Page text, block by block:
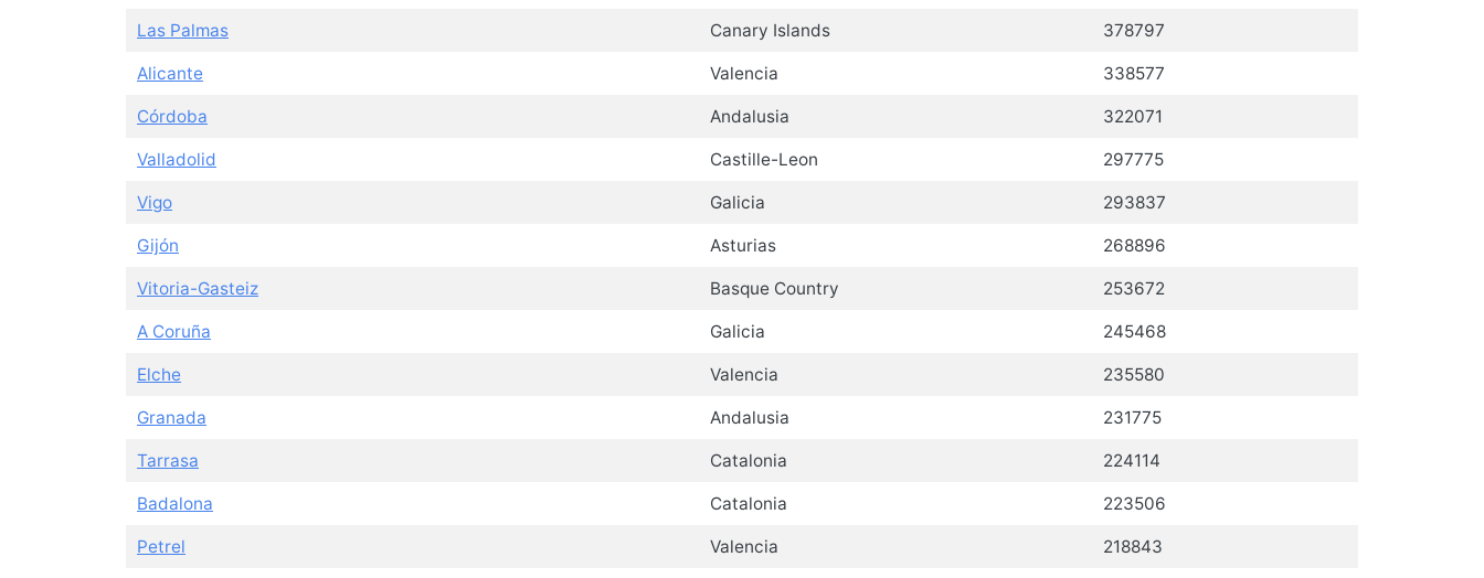
Las Palmas Canary Islands 378797
Alicante Valencia 338577
Córdoba Andalusia 322071
Valladolid Castille-Leon 297775
Vigo Galicia 293837
Gijón Asturias 268896
Vitoria-Gasteiz Basque Country 253672
A Coruña Galicia 245468
Elche Valencia 235580
Granada Andalusia 231775
Tarrasa Catalonia 224114
Badalona Catalonia 223506
Petrel Valencia 218843